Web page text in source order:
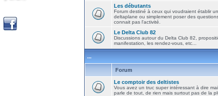
Les débutants
Forum destiné à ceux qui voudraient établir
deltaplane ou simplement poser des
connait pas l'activité.
Le Delta Club 82
Discussions autour du Delta Club 82,
manifestation, les rendez-vous, etc...
...
Forum
Le comptoir des deltistes
Vous avez un truc super intéressant à dire
parle de tout, de rien mais surtout pas de la